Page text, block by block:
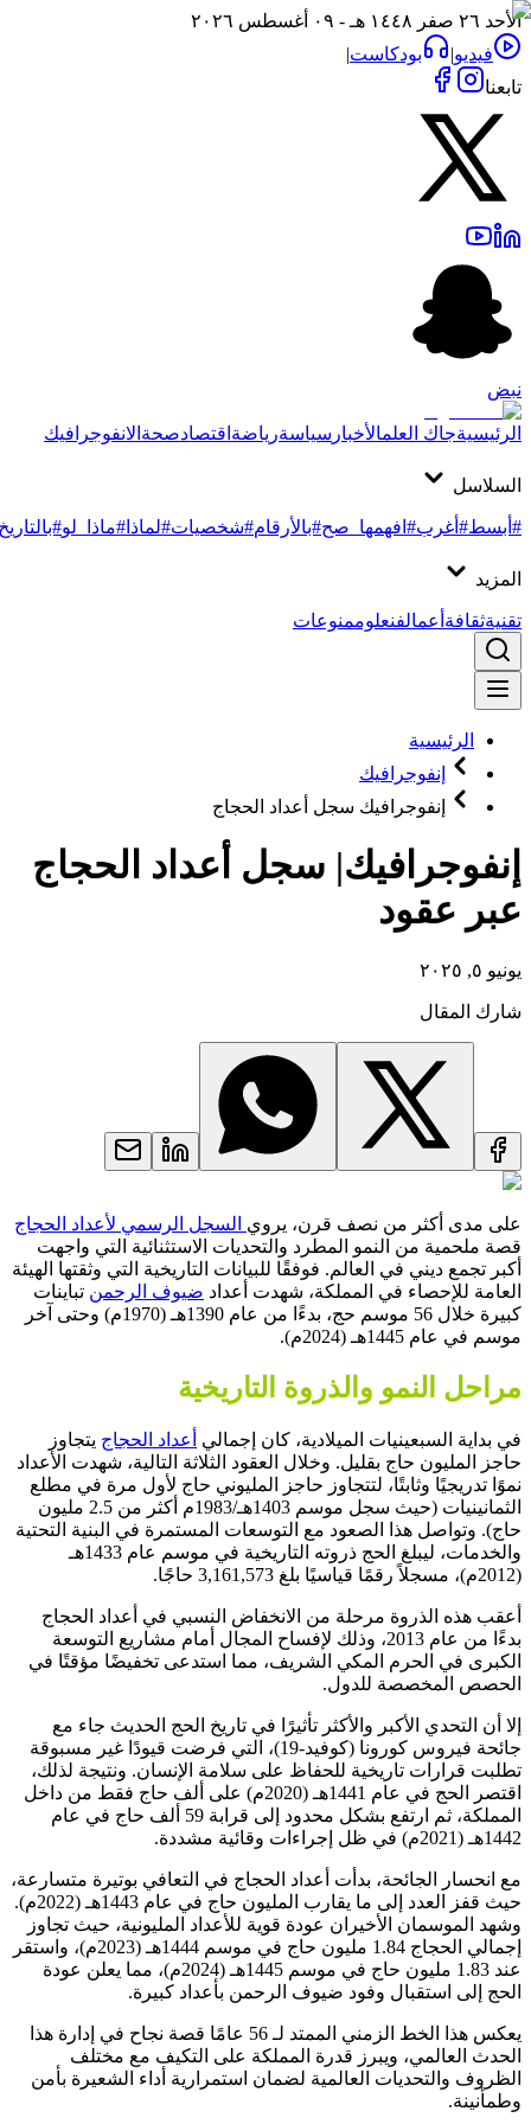
الأحد ٢٦ صفر ١٤٤٨ هـ - ٠٩ أغسطس ٢٠٢٦
فيديو| بودكاست|
تابعنا
نبض
الرئيسيةجاك العلمالأخبار سياسةرياضةاقتصادصحةالانفوجرافيك
السلاسل
#أبسط#أغرب#افهمها_صح#بالأرقام#شخصيات#لماذا #ماذا_لو#بالتاريخ
المزيد
تقنيةثقافةأعمالفنعلوممنوعات
الرئيسية
إنفوجرافيك
إنفوجرافيك سجل أعداد الحجاج
إنفوجرافيك| سجل أعداد الحجاج
عبر عقود
يونيو ٥, ٢٠٢٥
شارك المقال
على مدى أكثر من نصف قرن، يرويالسجل الرسمي لأعداد الحجاج
قصة ملحمية من النمو المطرد والتحديات الاستثنائية التي واجهت
أكبر تجمع ديني في العالم. فوفقًا للبيانات التاريخية التي وثقتها الهيئة
العامة للإحصاء في المملكة، شهدت أعداد ضيوف الرحمنتباينات
كبيرة خلال 56 موسم حج، بدءًا من عام 1390هـ (1970م) وحتى آخر
موسم في عام 1445هـ (2024م).
مراحل النمو والذروة التاريخية
في بداية السبعينيات الميلادية، كان إجمالي أعداد الحجاجيتجاوز
حاجز المليون حاج بقليل. وخلال العقود الثلاثة التالية، شهدت الأعداد
نموًا تدريجيًا وثابتًا، لتتجاوز حاجز المليوني حاج لأول مرة في مطلع
الثمانينيات (حيث سجل موسم 1403هـ/1983م أكثر من 2.5 مليون
حاج). وتواصل هذا الصعود مع التوسعات المستمرة في البنية التحتية
والخدمات، ليبلغ الحج ذروته التاريخية في موسم عام 1433هـ
(2012م)، مسجلاً رقمًا قياسيًا بلغ 3,161,573 حاجًا.
أعقب هذه الذروة مرحلة من الانخفاض النسبي في أعداد الحجاج
بدءًا من عام 2013، وذلك لإفساح المجال أمام مشاريع التوسعة
الكبرى في الحرم المكي الشريف، مما استدعى تخفيضًا مؤقتًا في
الحصص المخصصة للدول.
إلا أن التحدي الأكبر والأكثر تأثيرًا في تاريخ الحج الحديث جاء مع
جائحة فيروس كورونا (كوفيد-19)، التي فرضت قيودًا غير مسبوقة
تطلبت قرارات تاريخية للحفاظ على سلامة الإنسان. ونتيجة لذلك،
اقتصر الحج في عام 1441هـ (2020م) على ألف حاج فقط من داخل
المملكة، ثم ارتفع بشكل محدود إلى قرابة 59 ألف حاج في عام
1442هـ (2021م) في ظل إجراءات وقائية مشددة.
مع انحسار الجائحة، بدأت أعداد الحجاج في التعافي بوتيرة متسارعة،
حيث قفز العدد إلى ما يقارب المليون حاج في عام 1443هـ (2022م).
وشهد الموسمان الأخيران عودة قوية للأعداد المليونية، حيث تجاوز
إجمالي الحجاج 1.84 مليون حاج في موسم 1444هـ (2023م)، واستقر
عند 1.83 مليون حاج في موسم 1445هـ (2024م)، مما يعلن عودة
الحج إلى استقبال وفود ضيوف الرحمن بأعداد كبيرة.
يعكس هذا الخط الزمني الممتد لـ 56 عامًا قصة نجاح في إدارة هذا
الحدث العالمي، ويبرز قدرة المملكة على التكيف مع مختلف
الظروف والتحديات العالمية لضمان استمرارية أداء الشعيرة بأمن
وطمأنينة.